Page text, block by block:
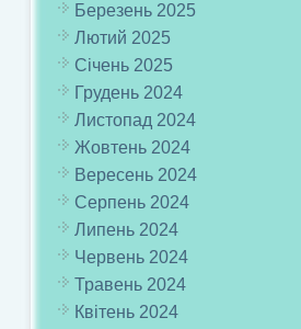
Березень 2025
Лютий 2025
Січень 2025
Грудень 2024
Листопад 2024
Жовтень 2024
Вересень 2024
Серпень 2024
Липень 2024
Червень 2024
Травень 2024
Квітень 2024